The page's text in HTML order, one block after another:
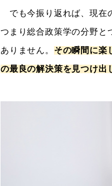
でも今振り返れば、現在
つまり総合政策学の分野と
ありません。 その瞬間に楽
の最良の解決策を見つけ出